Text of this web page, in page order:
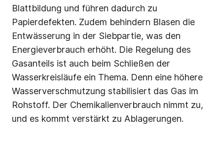
Blattbildung und führen dadurch zu
Papierdefekten. Zudem behindern Blasen die
Entwässerung in der Siebpartie, was den
Energieverbrauch erhöht. Die Regelung des
Gasanteils ist auch beim Schließen der
Wasserkreisläufe ein Thema. Denn eine höhere
Wasserverschmutzung stabilisiert das Gas im
Rohstoff. Der Chemikalienverbrauch nimmt zu,
und es kommt verstärkt zu Ablagerungen.